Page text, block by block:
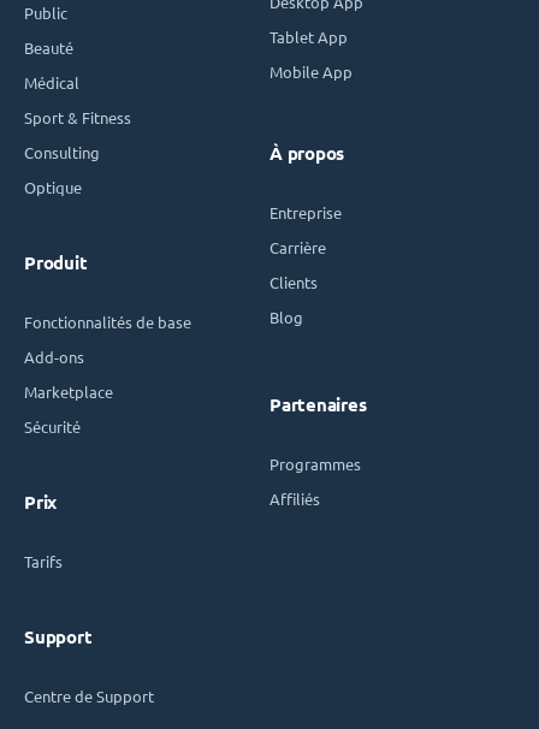
Public
Beauté
Médical
Sport & Fitness
Consulting
Optique
Produit
Fonctionnalités de base
Add-ons
Marketplace
Sécurité
Prix
Tarifs
Support
Centre de Support
Tablet App
Mobile App
À propos
Entreprise
Carrière
Clients
Blog
Partenaires
Programmes
Affiliés